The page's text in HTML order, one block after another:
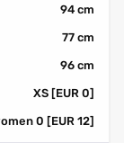
94 cm
77 cm
96 cm
XS [EUR 0]
0 [EUR 12]